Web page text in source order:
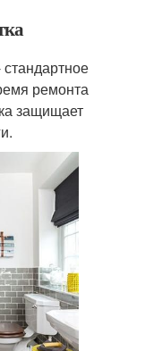
ремонта
защищает